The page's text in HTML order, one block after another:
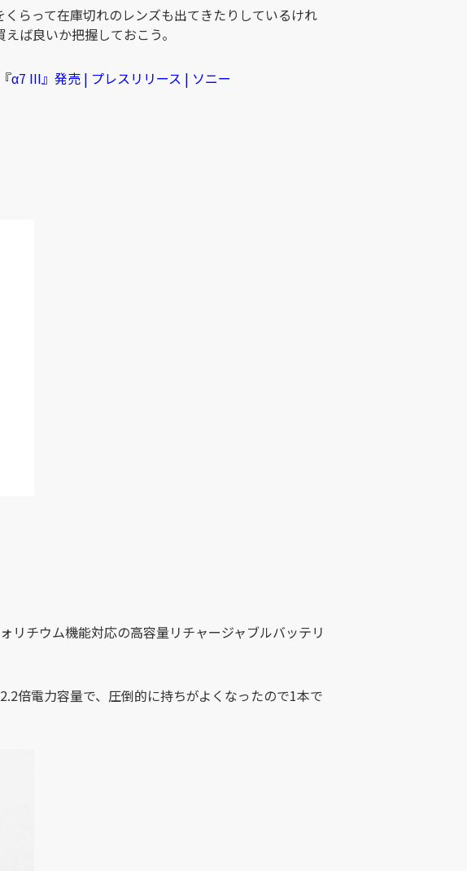
らって在庫切れのレンズも出てきたりしているけれ
ば良いか把握しておこう。
α7 III』発売 | プレスリリース | ソニー
リチウム機能対応の高容量リチャージャブルバッテリ
倍電力容量で、圧倒的に持ちがよくなったので1本で